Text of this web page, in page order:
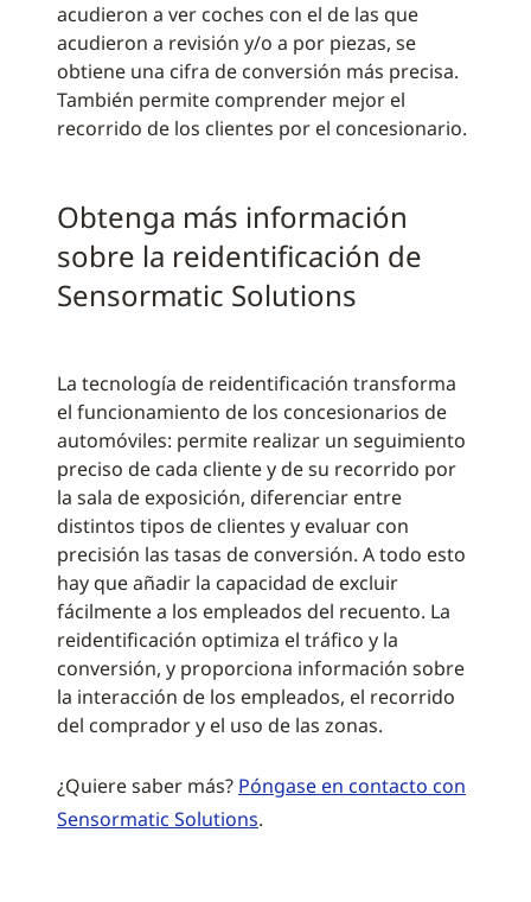
acudieron a ver coches con el de las que
acudieron a revisión y/o a por piezas, se
obtiene una cifra de conversión más precisa.
También permite comprender mejor el
recorrido de los clientes por el concesionario.
Obtenga más información
sobre la reidentificación de
Sensormatic Solutions
La tecnología de reidentificación transforma
el funcionamiento de los concesionarios de
automóviles: permite realizar un seguimiento
preciso de cada cliente y de su recorrido por
la sala de exposición, diferenciar entre
distintos tipos de clientes y evaluar con
precisión las tasas de conversión. A todo esto
hay que añadir la capacidad de excluir
fácilmente a los empleados del recuento. La
reidentificación optimiza el tráfico y la
conversión, y proporciona información sobre
la interacción de los empleados, el recorrido
del comprador y el uso de las zonas.
¿Quiere saber más? Póngase en contacto con
Sensormatic Solutions.